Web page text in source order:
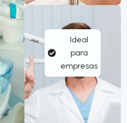
Ideal
para
empresas